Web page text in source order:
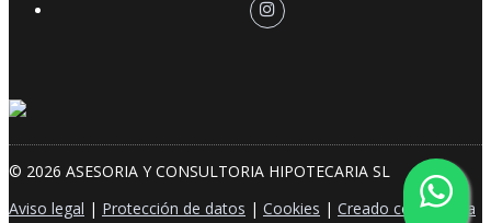
© 2026 ASESORIA Y CONSULTORIA HIPOTECARIA SL
Aviso legal | Protección de datos | Cookies | Creado con Mobilia